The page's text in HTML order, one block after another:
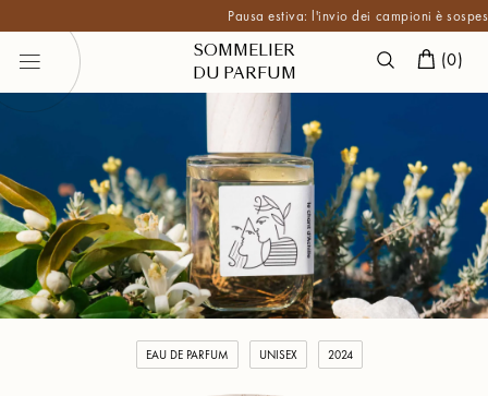
Pausa estiva: l'invio dei campioni è
SOMMELIER
DU PARFUM
(0)
EAU DE PARFUM UNISEX 2024